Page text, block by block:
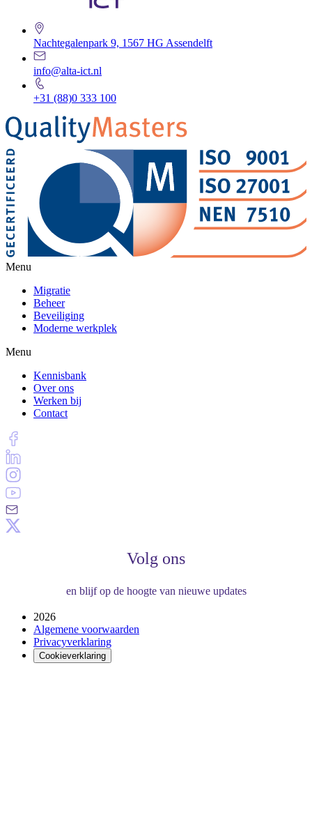
Nachtegalenpark 9, 1567 HG Assendelft
info@alta-ict.nl
+31 (88)0 333 100
Menu
Migratie
Beheer
Beveiliging
Moderne werkplek
Menu
Kennisbank
Over ons
Werken bij
Contact
Volg ons
en blijf op de hoogte van nieuwe updates
2026
Algemene voorwaarden
Privacyverklaring
Cookieverklaring